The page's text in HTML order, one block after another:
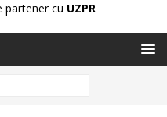
partener cu UZPR